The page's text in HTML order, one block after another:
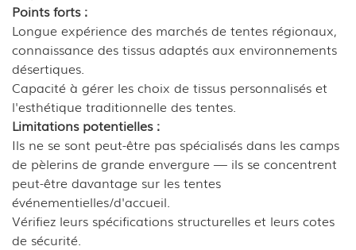
Points forts :
Longue expérience des marchés de tentes régionaux,
connaissance des tissus adaptés aux environnements
désertiques.
Capacité à gérer les choix de tissus personnalisés et
l'esthétique traditionnelle des tentes.
Limitations potentielles :
Ils ne se sont peut-être pas spécialisés dans les camps
de pèlerins de grande envergure — ils se concentrent
peut-être davantage sur les tentes
événementielles/d'accueil.
Vérifiez leurs spécifications structurelles et leurs cotes
de sécurité.